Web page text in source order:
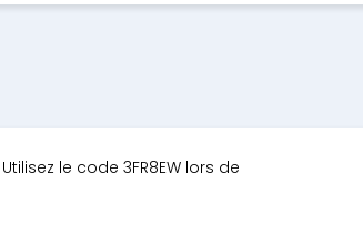
le code 3FR8EW lors de